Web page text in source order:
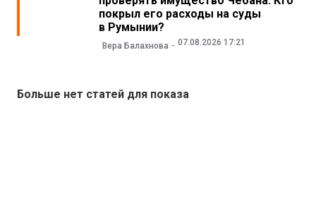
покрыл его расходы на суды
в Румынии?
Вера Балахнова 07.08.2026 17:21
Больше нет статей для показа